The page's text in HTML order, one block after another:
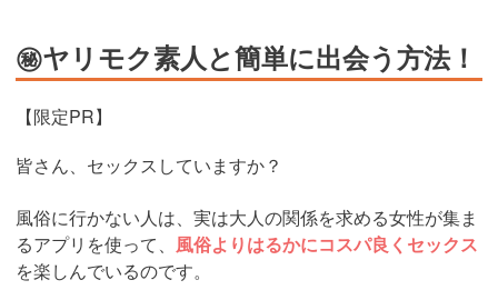
㊙ヤリモク素人と簡単に出会う方法！
【限定PR】
皆さん、セックスしていますか？
風俗に行かない人は、実は大人の関係を求める女性が集ま
るアプリを使って、 風俗よりはるかにコスパ良くセックス
を楽しんでいるのです。